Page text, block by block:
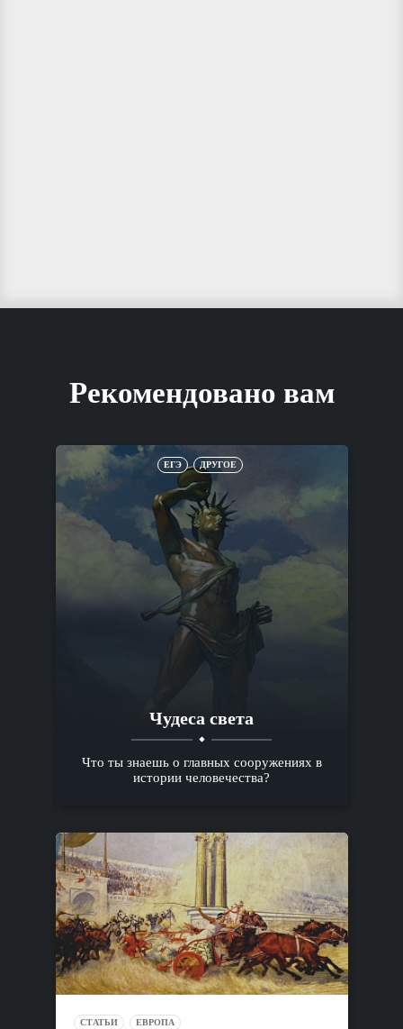
Рекомендовано вам
ЕГЭ ДРУГОЕ
Чудеса света
Что ты знаешь о главных сооружениях в
истории человечества?
СТАТЬИ ЕВРОПА